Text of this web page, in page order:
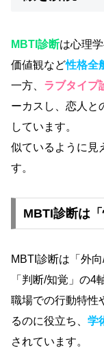
MBTI診断は心理
価値観など性格全
一方、 ラブタイプ
ーカスし、恋人と
しています。
似ているように見
す。
MBTI診断は
MBTI診断は「外
「判断/知覚」の4
職場での行動特性
るのに役立ち、 学
されています。